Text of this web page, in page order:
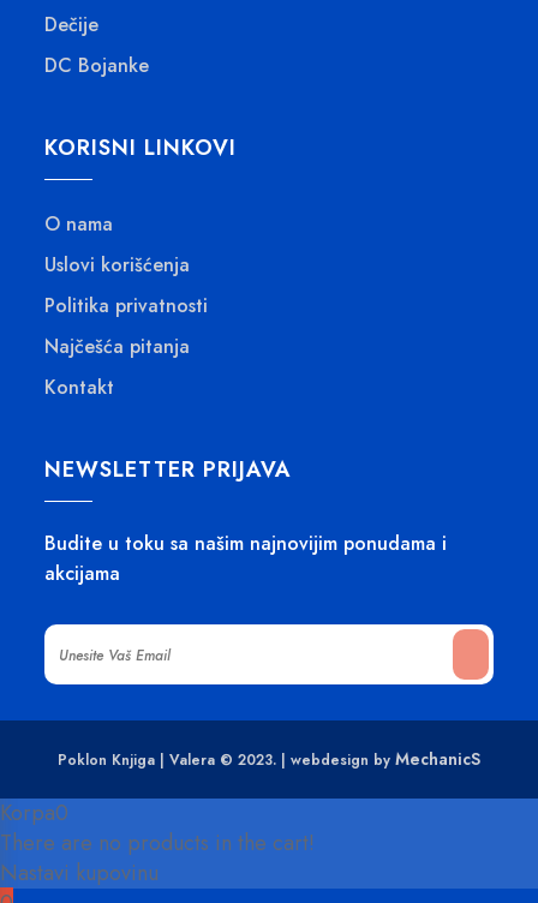
Dečije
DC Bojanke
KORISNI LINKOVI
O nama
Uslovi korišćenja
Politika privatnosti
Najčešća pitanja
Kontakt
NEWSLETTER PRIJAVA
Budite u toku sa našim najnovijim ponudama i
akcijama
Poklon Knjiga | Valera © 2023. | webdesign by MechanicS
Korpa0
There are no products in the cart!
Nastavi kupovinu